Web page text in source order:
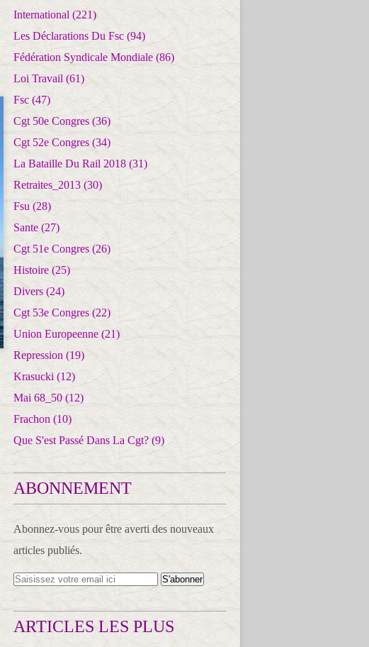
International (221)
Les Déclarations Du Fsc (94)
Fédération Syndicale Mondiale (86)
Loi Travail (61)
Fsc (47)
Cgt 50e Congres (36)
Cgt 52e Congres (34)
La Bataille Du Rail 2018 (31)
Retraites_2013 (30)
Fsu (28)
Sante (27)
Cgt 51e Congres (26)
Histoire (25)
Divers (24)
Cgt 53e Congres (22)
Union Europeenne (21)
Repression (19)
Krasucki (12)
Mai 68_50 (12)
Frachon (10)
Que S'est Passé Dans La Cgt? (9)
ABONNEMENT
Abonnez-vous pour être averti des nouveaux
articles publiés.
ARTICLES LES PLUS